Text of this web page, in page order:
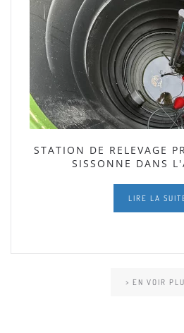
STATION DE RELEVAGE
SISSONNE DANS
LIRE LA
> EN VOIR